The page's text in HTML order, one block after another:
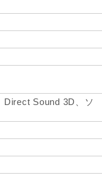
Direct Sound 3D、ソ